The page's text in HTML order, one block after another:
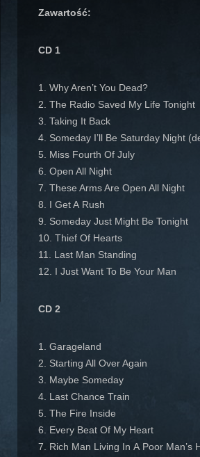
Zawartość:
CD 1
1. Why Aren’t You Dead?
2. The Radio Saved My Life Tonight
3. Taking It Back
4. Someday I’ll Be Saturday Night
5. Miss Fourth Of July
6. Open All Night
7. These Arms Are Open All Night
8. I Get A Rush
9. Someday Just Might Be Tonight
10. Thief Of Hearts
11. Last Man Standing
12. I Just Want To Be Your Man
CD 2
1. Garageland
2. Starting All Over Again
3. Maybe Someday
4. Last Chance Train
5. The Fire Inside
6. Every Beat Of My Heart
7. Rich Man Living In A Poor Man’s